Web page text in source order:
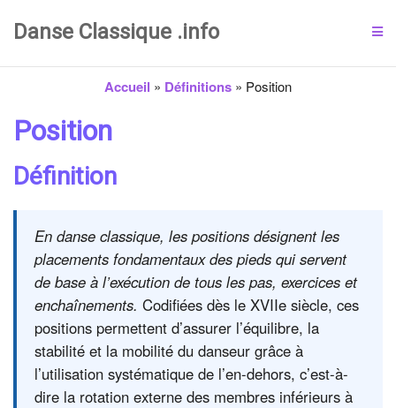
Danse Classique .info
Accueil » Définitions » Position
Position
Définition
En danse classique, les positions désignent les
placements fondamentaux des pieds qui servent
de base à l’exécution de tous les pas, exercices et
enchaînements. Codifiées dès le XVIIe siècle, ces
positions permettent d’assurer l’équilibre, la
stabilité et la mobilité du danseur grâce à
l’utilisation systématique de l’en-dehors, c’est-à-
dire la rotation externe des membres inférieurs à